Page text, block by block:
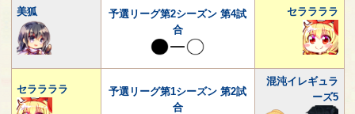
美狐
予選リーグ第2シーズン 第4試
合
セララララ
セララララ
予選リーグ第1シーズン 第2試
合
混沌イレギュラ
ーズ5